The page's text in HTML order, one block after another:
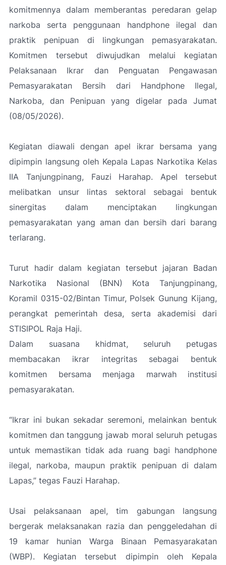
komitmennya dalam memberantas peredaran gelap
narkoba serta penggunaan handphone ilegal dan
praktik penipuan di lingkungan pemasyarakatan.
Komitmen tersebut diwujudkan melalui kegiatan
Pelaksanaan Ikrar dan Penguatan Pengawasan
Pemasyarakatan Bersih dari Handphone Ilegal,
Narkoba, dan Penipuan yang digelar pada Jumat
(08/05/2026).
Kegiatan diawali dengan apel ikrar bersama yang
dipimpin langsung oleh Kepala Lapas Narkotika Kelas
IIA Tanjungpinang, Fauzi Harahap. Apel tersebut
melibatkan unsur lintas sektoral sebagai bentuk
sinergitas dalam menciptakan lingkungan
pemasyarakatan yang aman dan bersih dari barang
terlarang.
Turut hadir dalam kegiatan tersebut jajaran Badan
Narkotika Nasional (BNN) Kota Tanjungpinang,
Koramil 0315-02/Bintan Timur, Polsek Gunung Kijang,
perangkat pemerintah desa, serta akademisi dari
STISIPOL Raja Haji.
Dalam suasana khidmat, seluruh petugas
membacakan ikrar integritas sebagai bentuk
komitmen bersama menjaga marwah institusi
pemasyarakatan.
“Ikrar ini bukan sekadar seremoni, melainkan bentuk
komitmen dan tanggung jawab moral seluruh petugas
untuk memastikan tidak ada ruang bagi handphone
ilegal, narkoba, maupun praktik penipuan di dalam
Lapas,” tegas Fauzi Harahap.
Usai pelaksanaan apel, tim gabungan langsung
bergerak melaksanakan razia dan penggeledahan di
19 kamar hunian Warga Binaan Pemasyarakatan
(WBP). Kegiatan tersebut dipimpin oleh Kepala